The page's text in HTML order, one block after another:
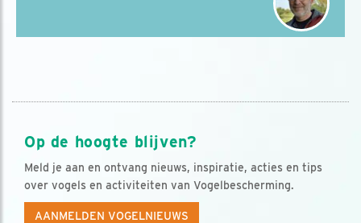
Op de hoogte blijven?
Meld je aan en ontvang nieuws, inspiratie, acties en tips
over vogels en activiteiten van Vogelbescherming.
AANMELDEN VOGELNIEUWS